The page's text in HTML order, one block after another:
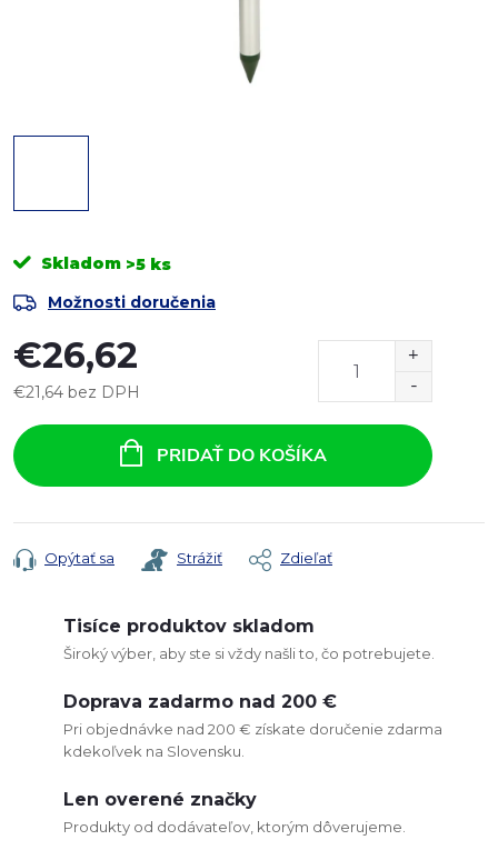
Skladom >5 ks
Možnosti doručenia
€26,62
€21,64 bez DPH
cena:
PRIDAŤ DO KOŠÍKA
Opýtať sa Strážiť Zdieľať
Tisíce produktov skladom
Široký výber, aby ste si vždy našli to, čo potrebujete.
Doprava zadarmo nad 200 €
Pri objednávke nad 200 € získate doručenie zdarma
kdekoľvek na Slovensku.
Len overené značky
Produkty od dodávateľov, ktorým dôverujeme.